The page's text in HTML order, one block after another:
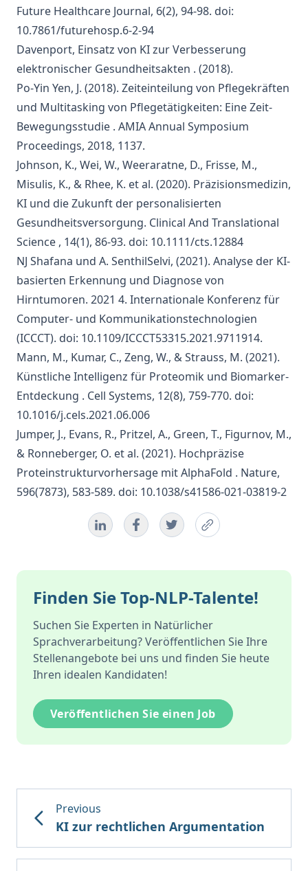
Future Healthcare Journal, 6(2), 94-98. doi:
10.7861/futurehosp.6-2-94
Davenport, Einsatz von KI zur Verbesserung
elektronischer Gesundheitsakten . (2018).
Po-Yin Yen, J. (2018). Zeiteinteilung von Pflegekräften
und Multitasking von Pflegetätigkeiten: Eine Zeit-
Bewegungsstudie . AMIA Annual Symposium
Proceedings, 2018, 1137.
Johnson, K., Wei, W., Weeraratne, D., Frisse, M.,
Misulis, K., & Rhee, K. et al. (2020). Präzisionsmedizin,
KI und die Zukunft der personalisierten
Gesundheitsversorgung. Clinical And Translational
Science , 14(1), 86-93. doi: 10.1111/cts.12884
NJ Shafana und A. SenthilSelvi, (2021). Analyse der KI-
basierten Erkennung und Diagnose von
Hirntumoren. 2021 4. Internationale Konferenz für
Computer- und Kommunikationstechnologien
(ICCCT). doi: 10.1109/ICCCT53315.2021.9711914.
Mann, M., Kumar, C., Zeng, W., & Strauss, M. (2021).
Künstliche Intelligenz für Proteomik und Biomarker-
Entdeckung . Cell Systems, 12(8), 759-770. doi:
10.1016/j.cels.2021.06.006
Jumper, J., Evans, R., Pritzel, A., Green, T., Figurnov, M.,
& Ronneberger, O. et al. (2021). Hochpräzise
Proteinstrukturvorhersage mit AlphaFold . Nature,
596(7873), 583-589. doi: 10.1038/s41586-021-03819-2
Finden Sie Top-NLP-Talente!
Suchen Sie Experten in Natürlicher
Sprachverarbeitung? Veröffentlichen Sie Ihre
Stellenangebote bei uns und finden Sie heute
Ihren idealen Kandidaten!
Veröffentlichen Sie einen Job
Previous
KI zur rechtlichen Argumentation